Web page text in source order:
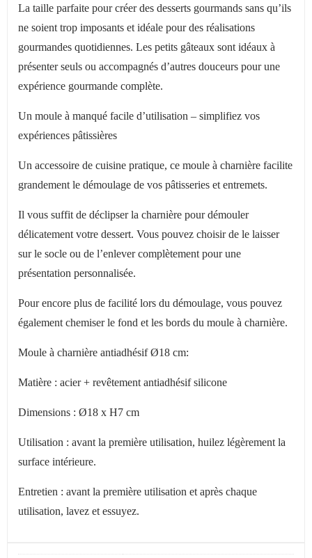
La taille parfaite pour créer des desserts gourmands sans qu’ils
ne soient trop imposants et idéale pour des réalisations
gourmandes quotidiennes. Les petits gâteaux sont idéaux à
présenter seuls ou accompagnés d’autres douceurs pour une
expérience gourmande complète.
Un moule à manqué facile d’utilisation – simplifiez vos
expériences pâtissières
Un accessoire de cuisine pratique, ce moule à charnière facilite
grandement le démoulage de vos pâtisseries et entremets.
Il vous suffit de déclipser la charnière pour démouler
délicatement votre dessert. Vous pouvez choisir de le laisser
sur le socle ou de l’enlever complètement pour une
présentation personnalisée.
Pour encore plus de facilité lors du démoulage, vous pouvez
également chemiser le fond et les bords du moule à charnière.
Moule à charnière antiadhésif Ø18 cm:
Matière : acier + revêtement antiadhésif silicone
Dimensions : Ø18 x H7 cm
Utilisation : avant la première utilisation, huilez légèrement la
surface intérieure.
Entretien : avant la première utilisation et après chaque
utilisation, lavez et essuyez.